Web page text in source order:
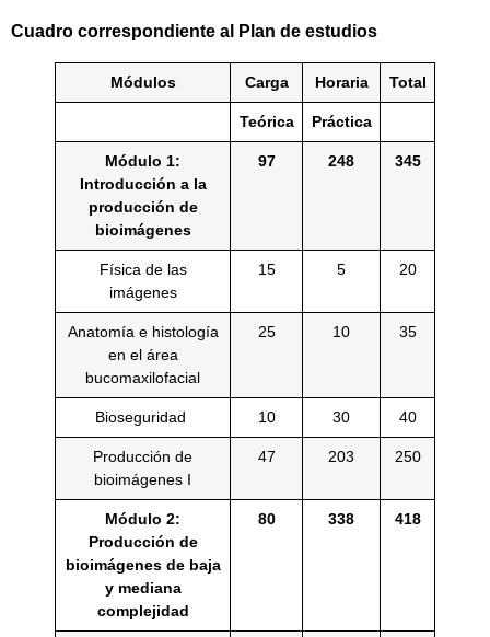
Cuadro correspondiente al Plan de estudios
Módulos Carga Horaria Total
Teórica Práctica
Módulo 1:
Introducción a la
producción de
bioimágenes
97 248 345
Física de las
imágenes
15 5 20
Anatomía e histología
en el área
bucomaxilofacial
25 10 35
Bioseguridad 10 30 40
Producción de
bioimágenes I
47 203 250
Módulo 2:
Producción de
bioimágenes de baja
y mediana
complejidad
80 338 418